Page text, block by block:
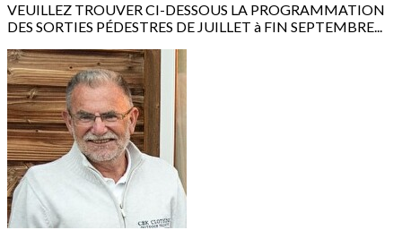
VEUILLEZ TROUVER CI-DESSOUS LA PROGRAMMATION
DES SORTIES PÉDESTRES DE JUILLET à FIN SEPTEMBRE...